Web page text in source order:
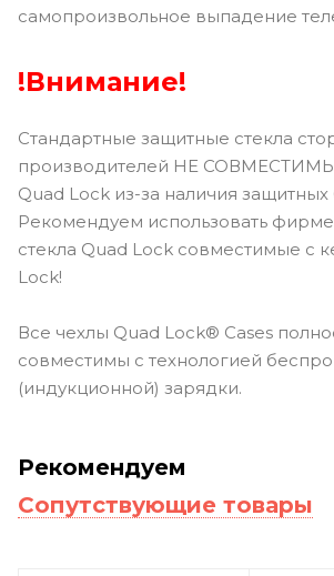
самопроизвольное выпадение
!Внимание!
Стандартные защитные стекла
производителей НЕ СОВМЕСТИМЫ
Quad Lock из-за наличия защитных
Рекомендуем использовать
стекла Quad Lock совместимые с
Lock!
Все чехлы Quad Lock® Cases
совместимы с технологией
(индукционной) зарядки.
Рекомендуем
Сопутствующие товары